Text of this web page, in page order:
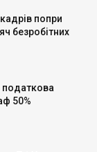
попри
безробітних
податкова
50%